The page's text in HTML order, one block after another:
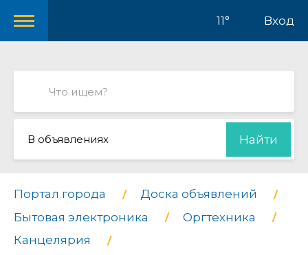
11° Вход
В объявлениях Найти
Портал города
Доска объявлений
Бытовая электроника
Оргтехника
Канцелярия